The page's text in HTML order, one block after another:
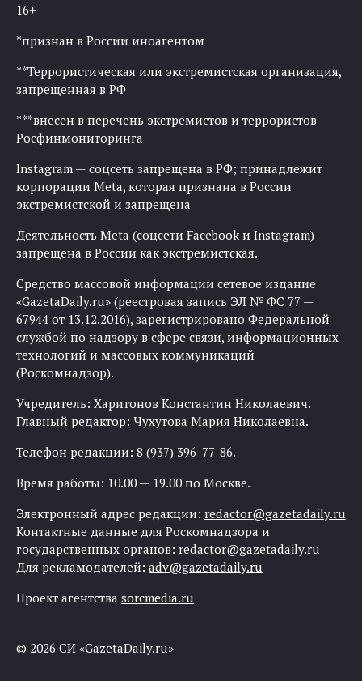
16+
*признан в России иноагентом
**Террористическая или экстремистская организация,
запрещенная в РФ
***внесен в перечень экстремистов и террористов
Росфинмониторинга
Instagram — соцсеть запрещена в РФ; принадлежит
корпорации Meta, которая признана в России
экстремистской и запрещена
Деятельность Meta (соцсети Facebook и Instagram)
запрещена в России как экстремистская.
Средство массовой информации сетевое издание
«GazetaDaily.ru» (реестровая запись ЭЛ № ФС 77 —
67944 от 13.12.2016), зарегистрировано Федеральной
службой по надзору в сфере связи, информационных
технологий и массовых коммуникаций
(Роскомнадзор).
Учредитель: Харитонов Константин Николаевич.
Главный редактор: Чухутова Мария Николаевна.
Телефон редакции: 8 (937) 396-77-86.
Время работы: 10.00 — 19.00 по Москве.
Электронный адрес редакции: redactor@gazetadaily.ru
Контактные данные для Роскомнадзора и
государственных органов: redactor@gazetadaily.ru
Для рекламодателей: adv@gazetadaily.ru
Проект агентства sorcmedia.ru
© 2026 СИ «GazetaDaily.ru»